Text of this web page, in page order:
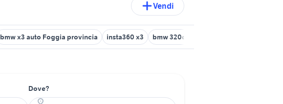
Vendi
bmw x3 auto Foggia provincia insta360 x3 bmw 320d in lombardia
Dove?